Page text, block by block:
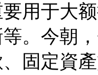
要用于大
。今朝
固定資